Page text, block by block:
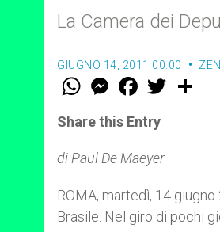
La Camera dei
GIUGNO 14, 2011 00:00
W
t
s
p
p
M
e
s
e
g
e
F
a
e
b
o
k
w
Share this Entry
di Paul De Maeyer
ROMA, martedì, 14
Brasile. Nel giro di pochi